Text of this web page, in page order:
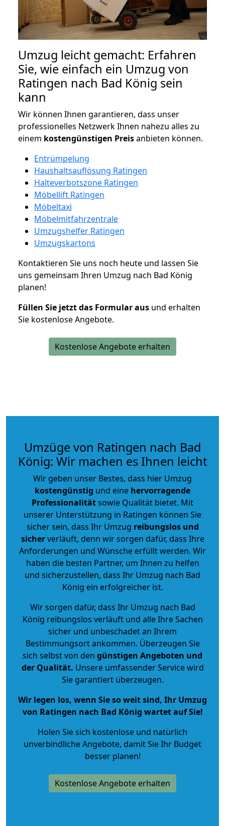
Umzug leicht gemacht: Erfahren
Sie, wie einfach ein Umzug von
Ratingen nach Bad König sein
kann
Wir können Ihnen garantieren, dass unser
professionelles Netzwerk Ihnen nahezu alles zu
einem kostengünstigen Preisanbieten können.
Entrümpelung
Haushaltsauflösung Ratingen
Halteverbotszone Ratingen
Möbellift Ratingen
Möbeltaxi
Möbelmitfahrzentrale
Umzugshelfer Ratingen
Umzugskartons
Kontaktieren Sie uns noch heute und lassen Sie
uns gemeinsam Ihren Umzug nach Bad König
planen!
Füllen Sie jetzt das Formular aus und erhalten
Sie kostenlose Angebote.
Kostenlose Angebote erhalten
Umzüge von Ratingen nach Bad
König: Wir machen es Ihnen leicht
Wir geben unser Bestes, dass hier Umzug
kostengünstig und eine hervorragende
Professionalitätsowie Qualität bietet. Mit
unserer Unterstützung in Ratingen können Sie
sicher sein, dass Ihr Umzug reibungslos und
sicherverläuft, denn wir sorgen dafür, dass Ihre
Anforderungen und Wünsche erfüllt werden. Wir
haben die besten Partner, um Ihnen zu helfen
und sicherzustellen, dass Ihr Umzug nach Bad
König ein erfolgreicher ist.
Wir sorgen dafür, dass Ihr Umzug nach Bad
König reibungslos verläuft und alle Ihre Sachen
sicher und unbeschadet an Ihrem
Bestimmungsort ankommen. Überzeugen Sie
sich selbst von den günstigen Angeboten und
der Qualität. Unsere umfassender Service wird
Sie garantiert überzeugen.
Wir legen los, wenn Sie so weit sind, Ihr Umzug
von Ratingen nach Bad König wartet auf Sie!
Holen Sie sich kostenlose und natürlich
unverbindliche Angebote, damit Sie Ihr Budget
besser planen!
Kostenlose Angebote erhalten